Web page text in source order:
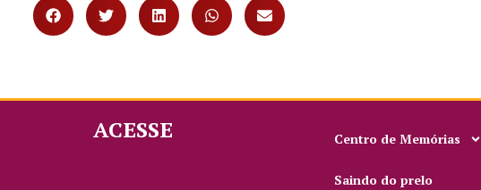
ACESSE Centro de Memórias
Saindo do prelo